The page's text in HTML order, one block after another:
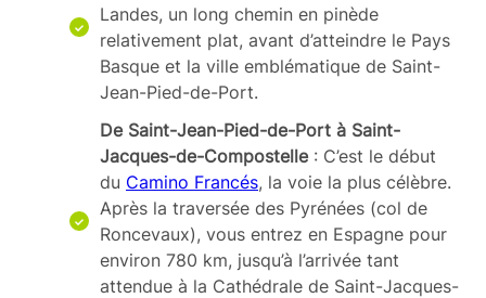
Landes, un long chemin en pinède
relativement plat, avant d’atteindre le Pays
Basque et la ville emblématique de Saint-
Jean-Pied-de-Port.
De Saint-Jean-Pied-de-Port à Saint-
Jacques-de-Compostelle: C’est le début
du Camino Francés, la voie la plus célèbre.
Après la traversée des Pyrénées (col de
Roncevaux), vous entrez en Espagne pour
environ 780 km, jusqu’à l’arrivée tant
attendue à la Cathédrale de Saint-Jacques-